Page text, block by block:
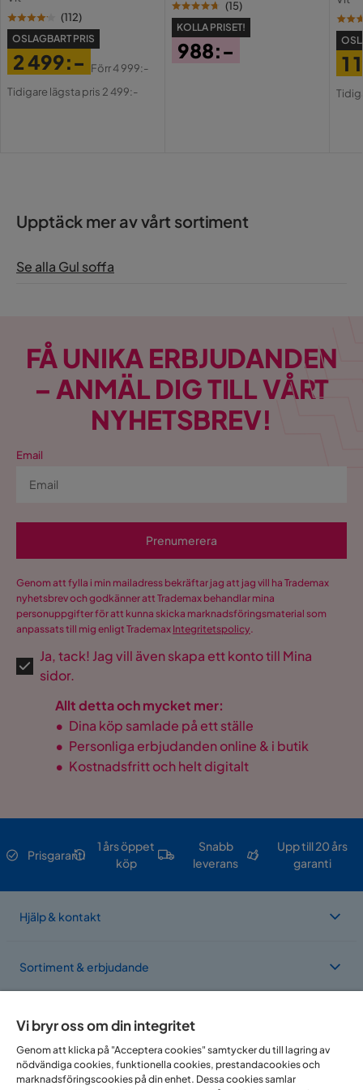
(112)
OSLAGBART PRIS
Pris
2 499:-
Original
Förr4 999:-
Tidigare lägsta pris 2 499:-
(15)
KOLLA PRISET!
988:-
1
Upptäck mer av vårt sortiment
Se alla Gul soffa
FÅ UNIKA ERBJUDANDEN
– ANMÄL DIG TILL VÅRT
NYHETSBREV!
Email
Prenumerera
Genom att fylla i min mailadress bekräftar jag att jag vill ha Trademax
nyhetsbrev och godkänner att Trademax behandlar mina
personuppgifter för att kunna skicka marknadsföringsmaterial som
anpassats till mig enligt Trademax Integritetspolicy.
Ja, tack! Jag vill även skapa ett konto till Mina
sidor.
Allt detta och mycket mer:
• Dina köp samlade på ett ställe
• Personliga erbjudanden online & i butik
• Kostnadsfritt och helt digitalt
Prisgaranti
1 års öppet
köp
Snabb
leverans
Upp till 20 års
garanti
Hjälp & kontakt
Sortiment & erbjudande
Om Trademax
Vi finns i flera länder
Vi bryr oss om din integritet
Genom att klicka på "Acceptera cookies" samtycker du till lagring av
nödvändiga cookies, funktionella cookies, prestandacookies och
marknadsföringscookies på din enhet. Dessa cookies samlar